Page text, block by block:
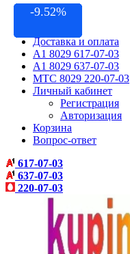
Контакты
Доставка и оплата
A1 8029 617-07-03
A1 8029 637-07-03
МТС 8029 220-07-03
Личный кабинет
Регистрация
Авторизация
Корзина
Вопрос-ответ
617-07-03
637-07-03
220-07-03
-7.5%
-10%
-8.69%
-8.33%
-14.28%
-9.52%